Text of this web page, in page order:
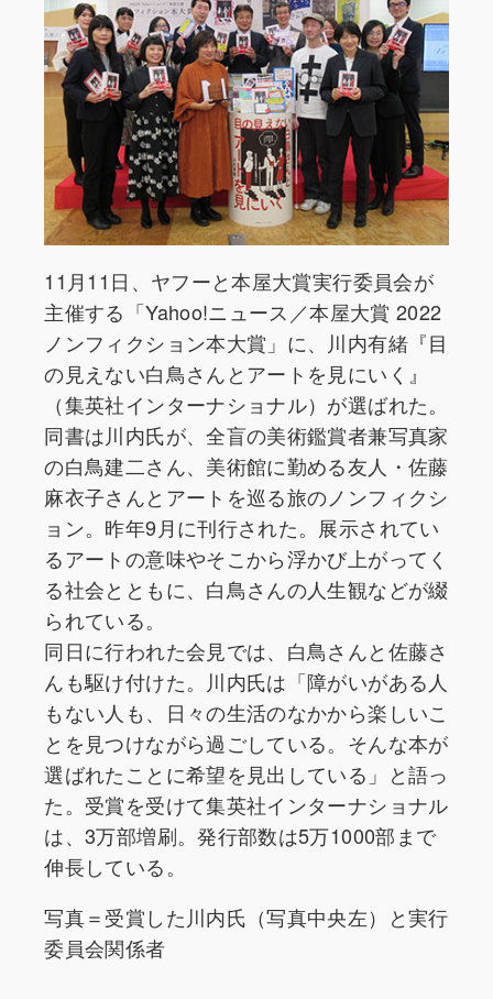
11月11日、ヤフーと本屋大賞実行委員会が
主催する「Yahoo!ニュース／本屋大賞 2022
ノンフィクション本大賞」に、川内有緒『目
の見えない白鳥さんとアートを見にいく』
（集英社インターナショナル）が選ばれた。
同書は川内氏が、全盲の美術鑑賞者兼写真家
の白鳥建二さん、美術館に勤める友人・佐藤
麻衣子さんとアートを巡る旅のノンフィクシ
ョン。昨年9月に刊行された。展示されてい
るアートの意味やそこから浮かび上がってく
る社会とともに、白鳥さんの人生観などが綴
られている。
同日に行われた会見では、白鳥さんと佐藤さ
んも駆け付けた。川内氏は「障がいがある人
もない人も、日々の生活のなかから楽しいこ
とを見つけながら過ごしている。そんな本が
選ばれたことに希望を見出している」と語っ
た。受賞を受けて集英社インターナショナル
は、3万部増刷。発行部数は5万1000部まで
伸長している。
写真＝受賞した川内氏（写真中央左）と実行
委員会関係者